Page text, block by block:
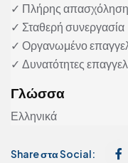
✓ Πλήρης απασχόληση
✓ Σταθερή συνεργασία
✓ Οργανωμένο
✓ Δυνατότητες
Γλώσσα
Ελληνικά
Share στα Social: